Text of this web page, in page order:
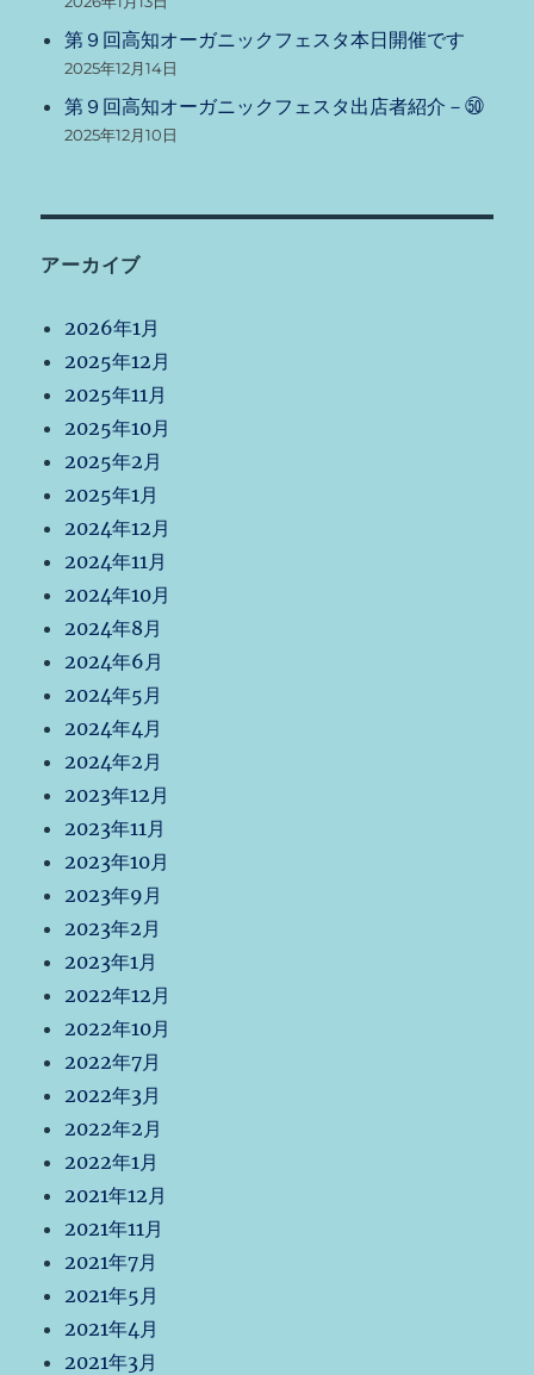
第９回高知オーガニックフェスタ本日開催です
2025年12月14日
第９回高知オーガニックフェスタ出店者紹介－㊿
2025年12月10日
アーカイブ
2026年1月
2025年12月
2025年11月
2025年10月
2025年2月
2025年1月
2024年12月
2024年11月
2024年10月
2024年8月
2024年6月
2024年5月
2024年4月
2024年2月
2023年12月
2023年11月
2023年10月
2023年9月
2023年2月
2023年1月
2022年12月
2022年10月
2022年7月
2022年3月
2022年2月
2022年1月
2021年12月
2021年11月
2021年7月
2021年5月
2021年4月
2021年3月